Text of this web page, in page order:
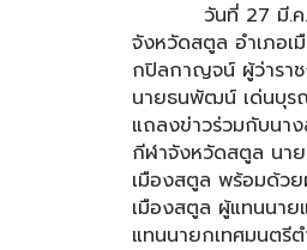
วันที่ 27 มี.ค
จังหวัดสตูล อำเภอ
กปิลกาญจน์ ผู้ว่ารา
นายธนพัฒน์ เด่นบุร
แถลงข่าวร่วมกับนา
กีฬาจังหวัดสตูล นา
เมืองสตูล พร้อมด้ว
เมืองสตูล ผู้แทนนา
แทนนายกเทศมนตรี